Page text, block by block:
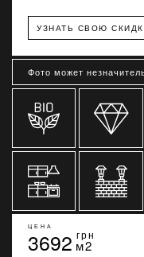
УЗНАТЬ СВОЮ
Фото может
ЦЕНА
3692 грн
м2